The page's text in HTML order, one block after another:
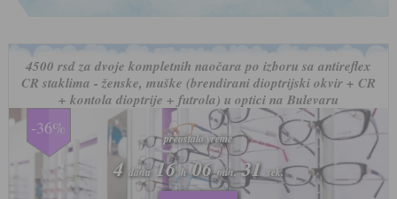
4500 rsd za dvoje kompletnih naočara po izboru sa antireflex
CR staklima - ženske, muške (brendirani dioptrijski okvir + CR
+ kontola dioptrije + futrola) u optici na Bulevaru
-36%
preostalo vreme
4 dana 16h 06min. 28 sek.
preostalo vreme
4 dana 16h 06min. 28 sek.